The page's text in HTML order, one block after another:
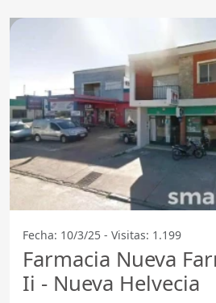
Fecha: 10/3/25 - Visitas: 1.199
Farmacia Nueva
Ii - Nueva Helvecia